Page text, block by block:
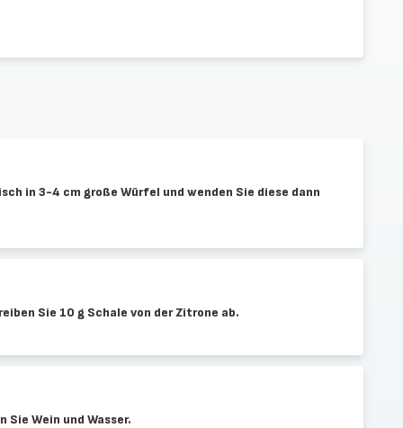
in 3-4 cm große Würfel und wenden Sie diese dann
Sie 10 g Schale von der Zitrone ab.
Sie Wein und Wasser.